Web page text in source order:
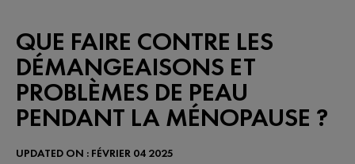
QUE FAIRE CONTRE LES
DÉMANGEAISONS ET
PROBLÈMES DE PEAU
PENDANT LA MÉNOPAUSE ?
UPDATED ON : FÉVRIER 04 2025